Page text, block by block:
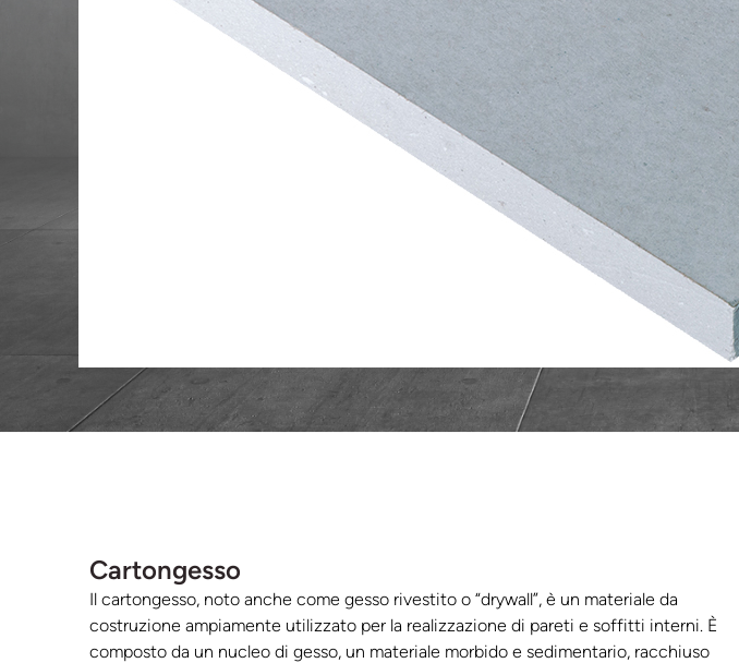
Cartongesso
Il cartongesso, noto anche come gesso rivestito o “drywall”, è un materiale da
costruzione ampiamente utilizzato per la realizzazione di pareti e soffitti interni. È
composto da un nucleo di gesso, un materiale morbido e sedimentario, racchiuso